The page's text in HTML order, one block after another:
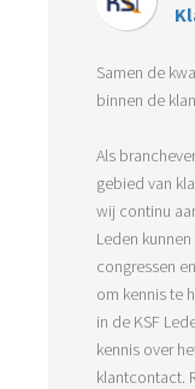
Samen de
binnen de
Als
gebied van
wij continu
Leden
congressen
om kennis te
in de KSF
kennis over
klantcontact.